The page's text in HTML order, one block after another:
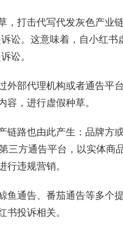
，打击代写代发灰色产业
讼。这意味着，自小红
讼。
外部代理机构或者通告平
容，进行虚假种草。
链路也由此产生：品牌方
三方通告平台，以实体
行违规营销。
鱼通告、番茄通告等多个
书投诉相关。